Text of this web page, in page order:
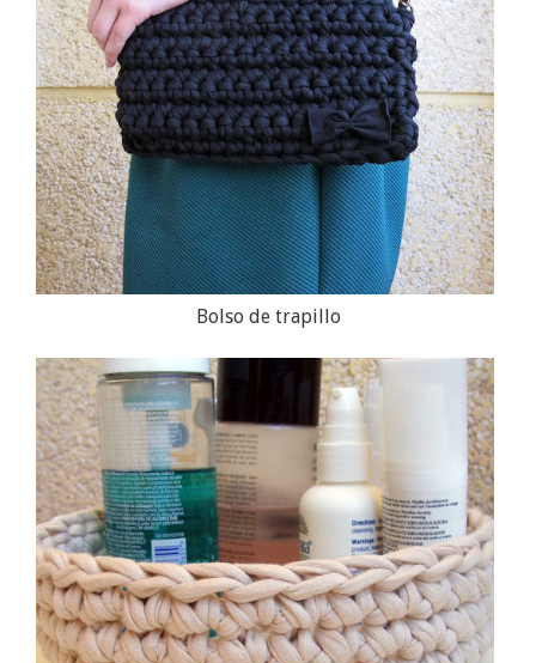
Bolso de trapillo